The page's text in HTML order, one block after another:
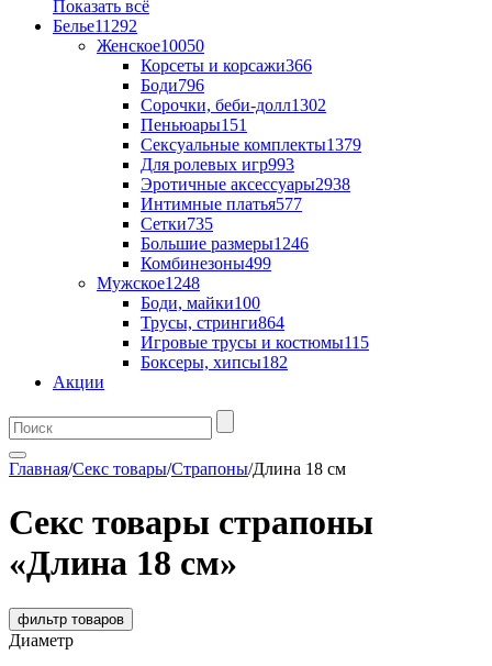
Показать всё
Белье11292
Женское10050
Корсеты и корсажи366
Боди796
Сорочки, беби-долл1302
Пеньюары151
Сексуальные комплекты1379
Для ролевых игр993
Эротичные аксессуары2938
Интимные платья577
Сетки735
Большие размеры1246
Комбинезоны499
Мужское1248
Боди, майки100
Трусы, стринги864
Игровые трусы и костюмы115
Боксеры, хипсы182
Акции
Главная/Секс товары/Страпоны/Длина 18 см
Секс товары страпоны
«Длина 18 см»
фильтр товаров
Диаметр